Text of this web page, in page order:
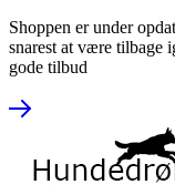
Shoppen er under
snarest at være tilbage
gode tilbud